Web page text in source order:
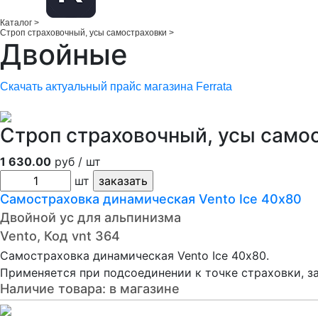
Каталог >
Строп страховочный, усы самостраховки >
Двойные
Скачать актуальный прайс магазина Ferrata
Строп страховочный, усы
1 630.00 руб / шт
шт
Самостраховка динамическая Vento Ice 40х80
Двойной ус для альпинизма
Vento, Код vnt 364
Самостраховка динамическая Vento Ice 40х80.
Применяется при подсоединении к точке страховки,
Наличие товара: в магазине